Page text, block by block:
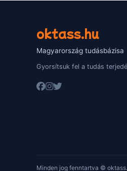
oktass.hu
Magyarország tudásbázisa
Gyorsítsuk fel a tudás
Minden jog fenntartva ©